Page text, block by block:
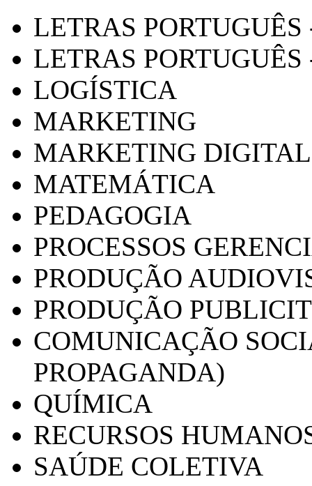
LETRAS
LETRAS PORTUGUÊS
LOGÍSTICA
MARKETING
MARKETING DIGITAL
MATEMÁTICA
PEDAGOGIA
PROCESSOS
PRODUÇÃO
PRODUÇÃO
COMUNICAÇÃO
PROPAGANDA)
QUÍMICA
RECURSOS
SAÚDE COLETIVA